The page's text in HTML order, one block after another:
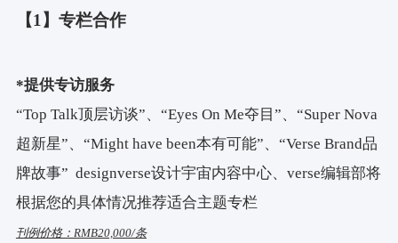
【1】专栏合作
*提供专访服务
“Top Talk顶层访谈”、“Eyes On Me夺目”、“Super Nova
超新星”、“Might have been本有可能”、“Verse Brand品
牌故事” designverse设计宇宙内容中心、verse编辑部将
根据您的具体情况推荐适合主题专栏
刊例价格：RMB20,000/条